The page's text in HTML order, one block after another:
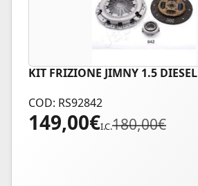
KIT FRIZIONE JIMNY 1.5 DIESEL
COD: RS92842
180,00€
Il
prezzo
149,00€
Il
prezzo
I.C.